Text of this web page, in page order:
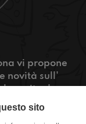
vi propone
novità sull'
ha unito due
Non potete
sito